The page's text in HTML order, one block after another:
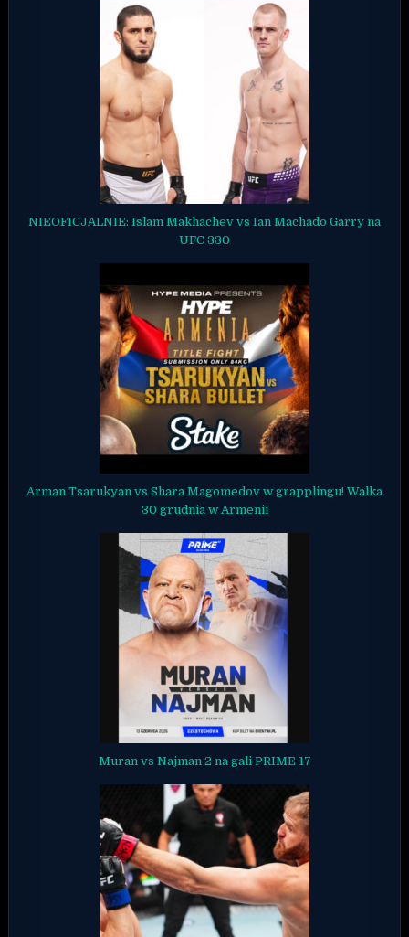
NIEOFICJALNIE: Islam Makhachev vs Ian Machado Garry na
UFC 330
Arman Tsarukyan vs Shara Magomedov w grapplingu! Walka
30 grudnia w Armenii
Muran vs Najman 2 na gali PRIME 17